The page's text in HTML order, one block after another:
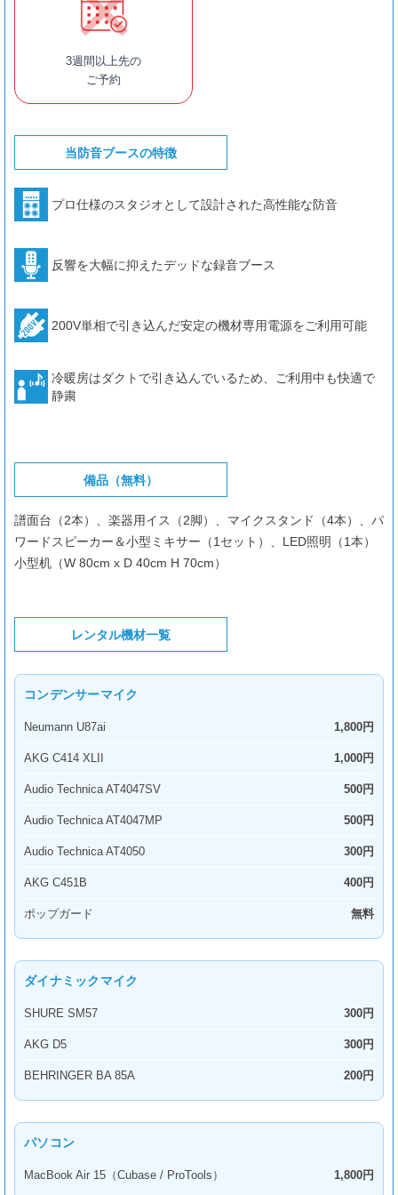
3週間以上先の
ご予約
当防音ブースの特徴
プロ仕様のスタジオとして設計された高性能な防音
反響を大幅に抑えたデッドな録音ブース
200V単相で引き込んだ安定の機材専用電源をご利用可能
冷暖房はダクトで引き込んでいるため、ご利用中も快適で
静粛
備品（無料）
譜面台（2本）、楽器用イス（2脚）、マイクスタンド（4本）、パ
ワードスピーカー＆小型ミキサー（1セット）、LED照明（1本）
小型机（W 80cm x D 40cm H 70cm）
レンタル機材一覧
コンデンサーマイク
Neumann U87ai 1,800円
AKG C414 XLII 1,000円
Audio Technica AT4047SV 500円
Audio Technica AT4047MP 500円
Audio Technica AT4050 300円
AKG C451B 400円
ポップガード 無料
ダイナミックマイク
SHURE SM57 300円
AKG D5 300円
BEHRINGER BA 85A 200円
パソコン
MacBook Air 15（Cubase / ProTools） 1,800円